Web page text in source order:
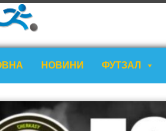
НОВИНИ ФУТЗАЛ